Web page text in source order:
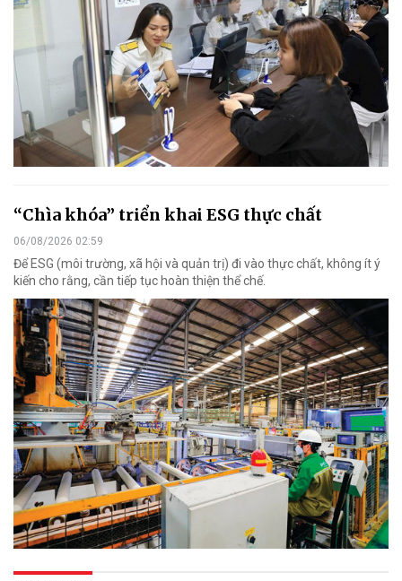
“Chìa khóa” triển khai ESG thực chất
06/08/2026 02:59
Để ESG (môi trường, xã hội và quản trị) đi vào thực chất, không ít ý
kiến cho rằng, cần tiếp tục hoàn thiện thể chế.